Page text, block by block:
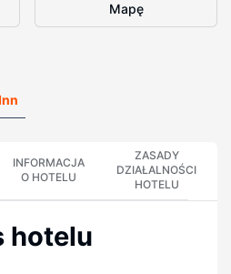
Mapę
INFORMACJA
O HOTELU
ZASADY
DZIAŁALNOŚCI
HOTELU
hotelu